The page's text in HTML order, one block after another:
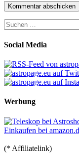
Suchen
nach:
Social Media
Werbung
Einkaufen bei
(* Affiliatelink)